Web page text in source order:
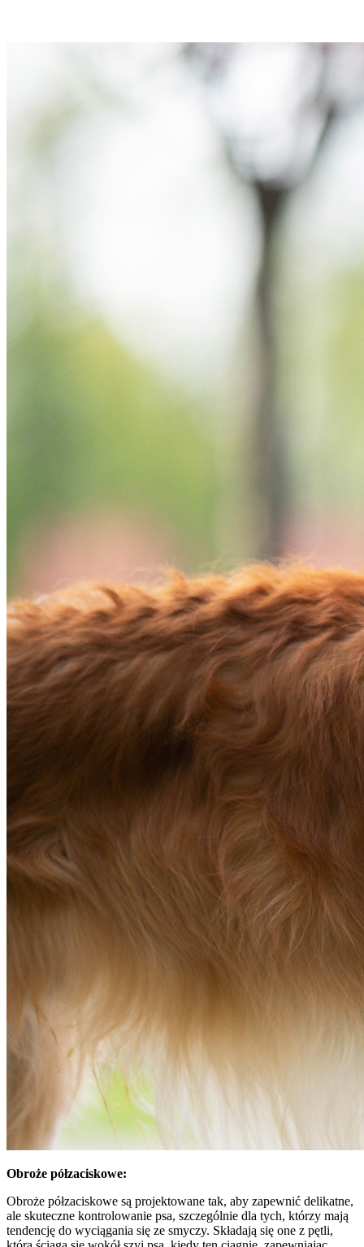
Obroże półzaciskowe:
Obroże półzaciskowe są projektowane tak, aby zapewnić delikatne,
ale skuteczne kontrolowanie psa, szczególnie dla tych, którzy mają
tendencję do wyciągania się ze smyczy. Składają się one z pętli,